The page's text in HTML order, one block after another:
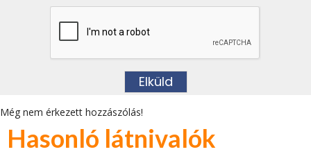
Még nem érkezett hozzászólás!
Hasonló látnivalók